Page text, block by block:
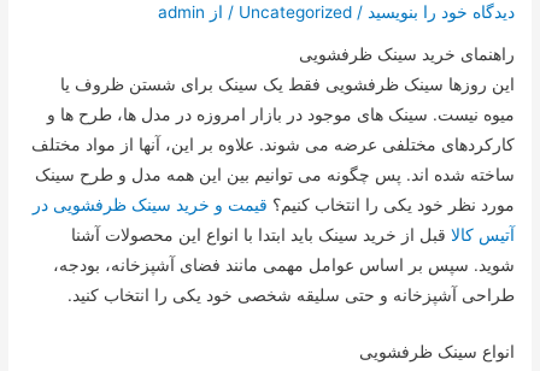
دیدگاه‌ خود را بنویسید /
Uncategorized / از admin
راهنمای خرید سینک ظرفشویی
این روزها سینک ظرفشویی فقط یک سینک برای شستن ظروف یا
میوه نیست. سینک های موجود در بازار امروزه در مدل ها، طرح ها و
کارکردهای مختلفی عرضه می شوند. علاوه بر این، آنها از مواد مختلف
ساخته شده اند. پس چگونه می توانیم بین این همه مدل و طرح سینک
مورد نظر خود یکی را انتخاب کنیم؟ قیمت و خرید سینک ظرفشویی در
آتیس کالا قبل از خرید سینک باید ابتدا با انواع این محصولات آشنا
شوید. سپس بر اساس عوامل مهمی مانند فضای آشپزخانه، بودجه،
طراحی آشپزخانه و حتی سلیقه شخصی خود یکی را انتخاب کنید.
انواع سینک ظرفشویی